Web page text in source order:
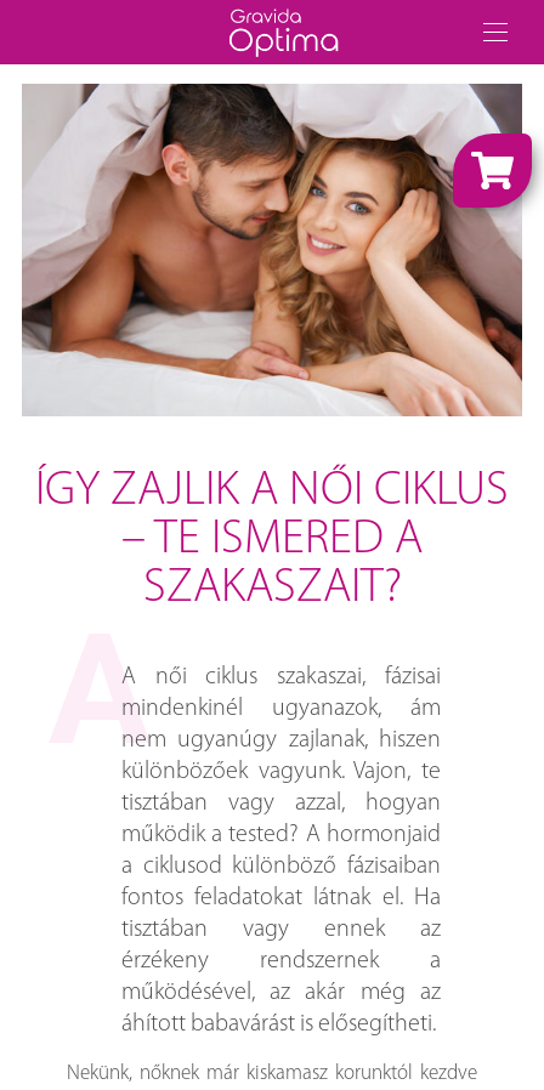
ÍGY ZAJLIK A NŐI CIKLUS
– TE ISMERED A
SZAKASZAIT?
A női ciklus szakaszai, fázisai
mindenkinél ugyanazok, ám
nem ugyanúgy zajlanak, hiszen
különbözőek vagyunk. Vajon, te
tisztában vagy azzal, hogyan
működik a tested? A hormonjaid
a ciklusod különböző fázisaiban
fontos feladatokat látnak el. Ha
tisztában vagy ennek az
érzékeny rendszernek a
működésével, az akár még az
áhított babavárást is elősegítheti.
Nekünk, nőknek már kiskamasz korunktól kezdve